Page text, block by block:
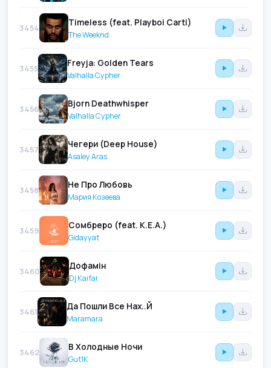
3454
Timeless (feat. Playboi Carti)
The Weeknd
3455
Freyja: Golden Tears
Valhalla Cypher
3456
Bjorn Deathwhisper
Valhalla Cypher
3457
Чегери (Deep House)
Asaley Aras
3458
Не Про Любовь
Мария Козеева
3459
Сомбреро (feat. К.Е.А.)
Gidayyat
3460
Дофамін
Dj Kaifar
3461
Да Пошли Все Нах..Й
Maramara
3462
В Холодные Ночи
Gut1K